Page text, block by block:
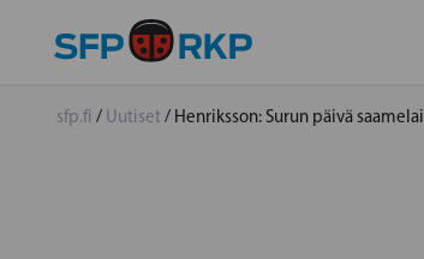
sfp.fi / Uutiset/ Henriksson: Surun päivä